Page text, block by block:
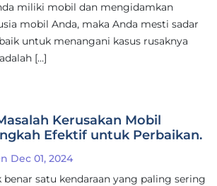
miliki mobil dan mengidamkan
mobil Anda, maka Anda mesti sadar
untuk menangani kasus rusaknya
[…]
Kerusakan Mobil
Efektif untuk Perbaikan.
Dec 01, 2024
satu kendaraan yang paling sering